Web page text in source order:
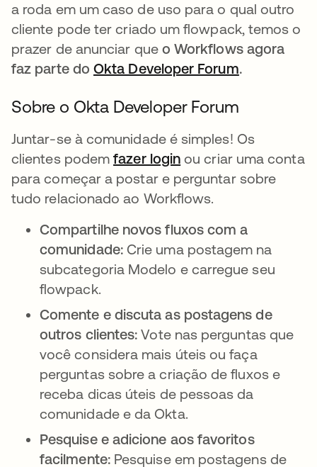
a roda em um caso de uso para o qual outro
cliente pode ter criado um flowpack, temos o
prazer de anunciar que o Workflows agora
faz parte doOkta Developer Forumabre em
.
Sobre o Okta Developer Forum
Juntar-se à comunidade é simples! Os
clientes podemfazer login abre em uma nova
ou criar uma conta
para começar a postar e perguntar sobre
tudo relacionado ao Workflows.
Compartilhe novos fluxos com a
comunidade: Crie uma postagem na
subcategoria Modelo e carregue seu
flowpack.
Comente e discuta as postagens de
outros clientes: Vote nas perguntas que
você considera mais úteis ou faça
perguntas sobre a criação de fluxos e
receba dicas úteis de pessoas da
comunidade e da Okta.
Pesquise e adicione aos favoritos
facilmente:Pesquise em postagens de